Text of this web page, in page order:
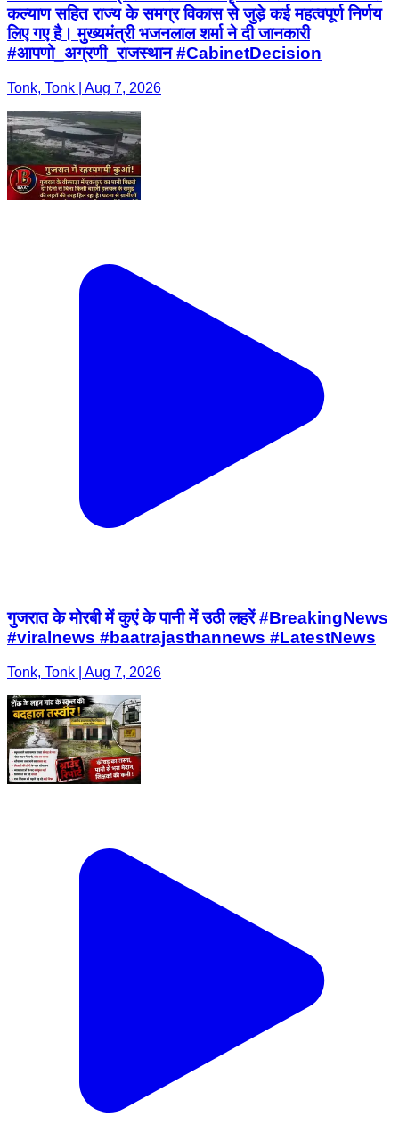
कल्याण सहित राज्य के समग्र विकास से जुड़े कई महत्वपूर्ण निर्णय
लिए गए है। मुख्यमंत्री भजनलाल शर्मा ने दी जानकारी
#आपणो_अग्रणी_राजस्थान #CabinetDecision
Tonk, Tonk | Aug 7, 2026
गुजरात के मोरबी में कुएं के पानी में उठी लहरें #BreakingNews
#viralnews #baatrajasthannews #LatestNews
Tonk, Tonk | Aug 7, 2026